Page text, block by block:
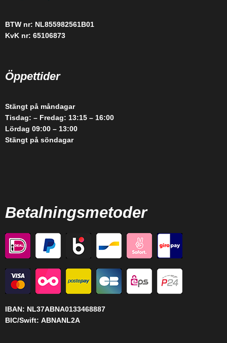
BTW nr: NL855982561B01
KvK nr: 65106873
Öppettider
Stängt på måndagar
Tisdag: – Fredag: 13:15 – 16:00
Lördag 09:00 – 13:00
Stängt på söndagar
Betalningsmetoder
IBAN: NL37ABNA0133468887
BIC/Swift: ABNANL2A